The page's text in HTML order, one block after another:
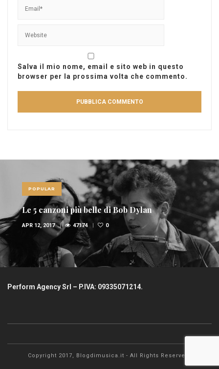
Salva il mio nome, email e sito web in questo
browser per la prossima volta che commento.
POPULAR
Le 5 canzoni più belle di Bob Dylan
APR 12, 2017 47174 0
Perform Agency Srl – P.IVA: 09335071214.
Copyright 2017, Blogdimusica.it - All Rights Reserved.